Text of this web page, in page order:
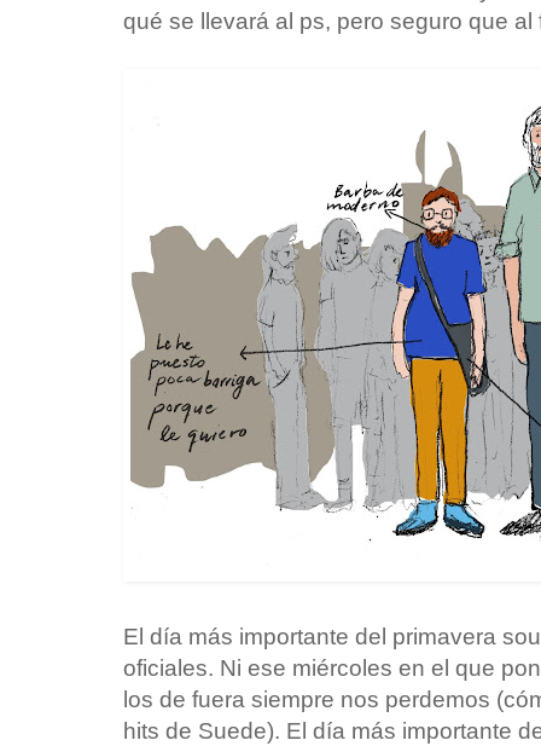
qué se llevará al ps, pero seguro que
El día más importante del primavera
oficiales. Ni ese miércoles en el que
los de fuera siempre nos perdemos
hits de Suede). El día más importante